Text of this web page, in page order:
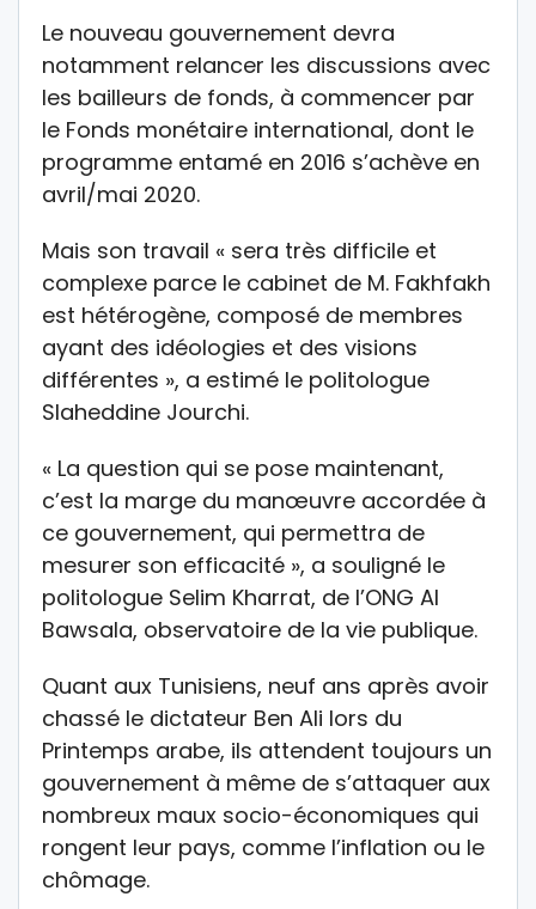
Le nouveau gouvernement devra
notamment relancer les discussions avec
les bailleurs de fonds, à commencer par
le Fonds monétaire international, dont le
programme entamé en 2016 s’achève en
avril/mai 2020.
Mais son travail « sera très difficile et
complexe parce le cabinet de M. Fakhfakh
est hétérogène, composé de membres
ayant des idéologies et des visions
différentes », a estimé le politologue
Slaheddine Jourchi.
« La question qui se pose maintenant,
c’est la marge du manœuvre accordée à
ce gouvernement, qui permettra de
mesurer son efficacité », a souligné le
politologue Selim Kharrat, de l’ONG Al
Bawsala, observatoire de la vie publique.
Quant aux Tunisiens, neuf ans après avoir
chassé le dictateur Ben Ali lors du
Printemps arabe, ils attendent toujours un
gouvernement à même de s’attaquer aux
nombreux maux socio-économiques qui
rongent leur pays, comme l’inflation ou le
chômage.